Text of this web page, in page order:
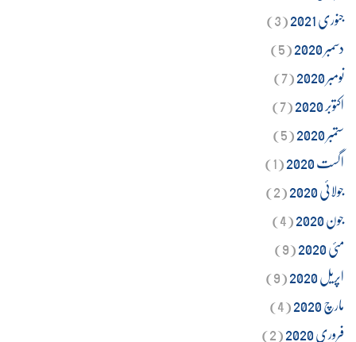
جنوری 2021
(3)
دسمبر 2020
(5)
نومبر 2020
(7)
اکتوبر 2020
(7)
ستمبر 2020
(5)
اگست 2020
(1)
جولائی 2020
(2)
جون 2020
(4)
مئی 2020
(9)
اپریل 2020
(9)
مارچ 2020
(4)
فروری 2020
(2)